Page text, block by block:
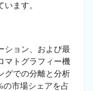
ます。
ション、および最
マトグラフィー機
グでの分離と分析
の市場シェアを占